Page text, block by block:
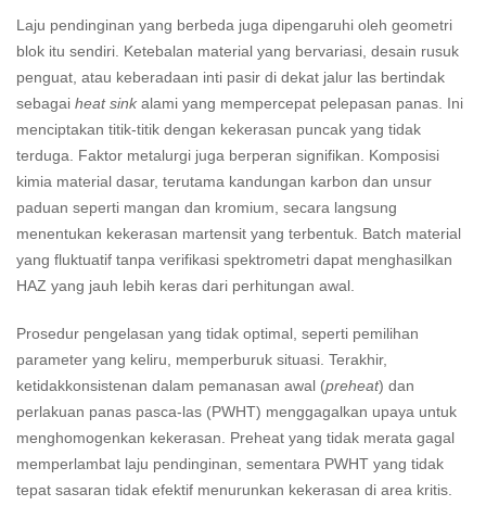
Laju pendinginan yang berbeda juga dipengaruhi oleh geometri
blok itu sendiri. Ketebalan material yang bervariasi, desain rusuk
penguat, atau keberadaan inti pasir di dekat jalur las bertindak
sebagai heat sink alami yang mempercepat pelepasan panas. Ini
menciptakan titik-titik dengan kekerasan puncak yang tidak
terduga. Faktor metalurgi juga berperan signifikan. Komposisi
kimia material dasar, terutama kandungan karbon dan unsur
paduan seperti mangan dan kromium, secara langsung
menentukan kekerasan martensit yang terbentuk. Batch material
yang fluktuatif tanpa verifikasi spektrometri dapat menghasilkan
HAZ yang jauh lebih keras dari perhitungan awal.
Prosedur pengelasan yang tidak optimal, seperti pemilihan
parameter yang keliru, memperburuk situasi. Terakhir,
ketidakkonsistenan dalam pemanasan awal (preheat) dan
perlakuan panas pasca-las (PWHT) menggagalkan upaya untuk
menghomogenkan kekerasan. Preheat yang tidak merata gagal
memperlambat laju pendinginan, sementara PWHT yang tidak
tepat sasaran tidak efektif menurunkan kekerasan di area kritis.